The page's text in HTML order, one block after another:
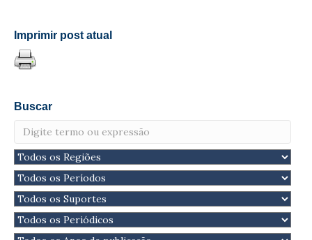
Imprimir post atual
Buscar